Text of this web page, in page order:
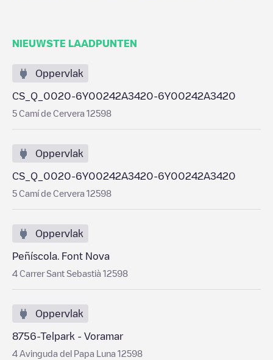
NIEUWSTE LAADPUNTEN
Oppervlak
CS_Q_0020-6Y00242A3420-6Y00242A3420
5 Camí de Cervera 12598
Oppervlak
CS_Q_0020-6Y00242A3420-6Y00242A3420
5 Camí de Cervera 12598
Oppervlak
Peñíscola. Font Nova
4 Carrer Sant Sebastià 12598
Oppervlak
8756-Telpark - Voramar
4 Avinguda del Papa Luna 12598